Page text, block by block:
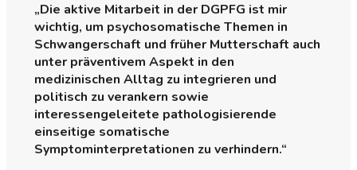
„Die aktive Mitarbeit in der DGPFG ist mir
wichtig, um psychosomatische Themen in
Schwangerschaft und früher Mutterschaft auch
unter präventivem Aspekt in den
medizinischen Alltag zu integrieren und
politisch zu verankern sowie
interessengeleitete pathologisierende
einseitige somatische
Symptominterpretationen zu verhindern.“